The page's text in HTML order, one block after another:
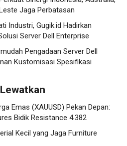
Jaga Perbatasan
Industri, Gugik.id Hadirkan
Server Dell Enterprise
Pengadaan Server Dell
Kustomisasi Spesifikasi
Emas (XAUUSD) Pekan Depan:
Bidik Resistance 4.382
Kecil yang Jaga Furniture